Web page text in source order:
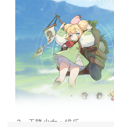
2、天降少女：绯乐